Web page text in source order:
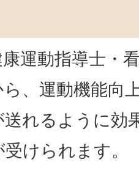
運動指導士・
、運動機能向
送れるように効
けられます。